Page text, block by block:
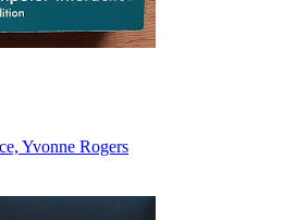
Yvonne Rogers